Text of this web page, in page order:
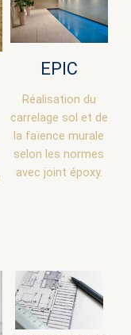
EPIC
Réalisation du
carrelage sol et de
la faïence murale
selon les normes
avec joint époxy.